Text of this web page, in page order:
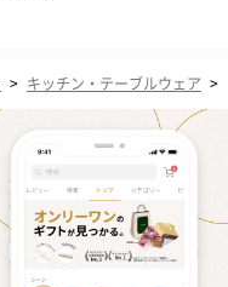
> キッチン・テーブルウェア >